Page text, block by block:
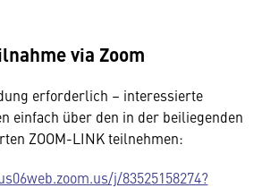
via Zoom
erforderlich – interessierte
einfach über den in der beiliegenden
ZOOM-LINK teilnehmen:
j/83525158274?